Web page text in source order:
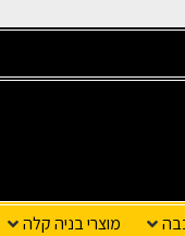
מוצרי בניה קלה